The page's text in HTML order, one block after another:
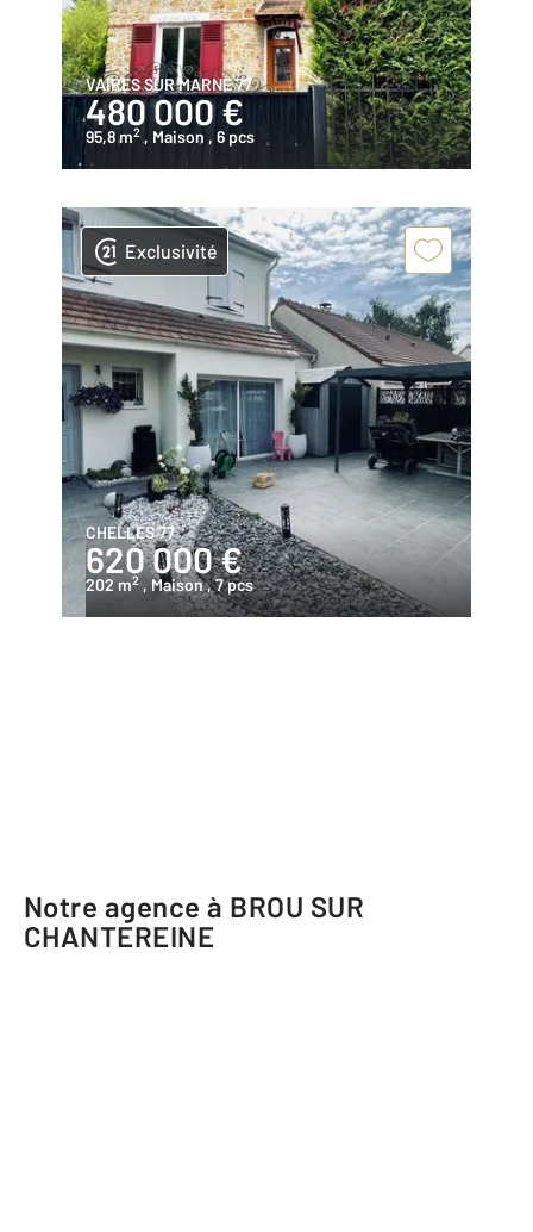
VAIRES SUR MARNE 77
480 000 €
95,8 m2 , Maison , 6 pcs
Exclusivité
CHELLES 77
620 000 €
202 m2 , Maison, 7 pcs
Notre agence à BROU SUR
CHANTEREINE